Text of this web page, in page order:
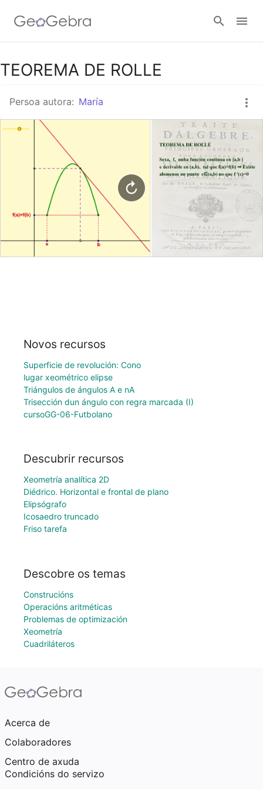
Título para compartir en Google Classroom
Aula GeoGebra
TEOREMA DE ROLLE
Persoa autora: María
Novos recursos
Superficie de revolución: Cono
lugar xeométrico elipse
Triángulos de ángulos A e nA
Trisección dun ángulo con regra marcada (I)
cursoGG-06-Futbolano
Descubrir recursos
Xeometría analítica 2D
Diédrico. Horizontal e frontal de plano
Elipsógrafo
Icosaedro truncado
Friso tarefa
Descobre os temas
Construcións
Operacións aritméticas
Problemas de optimización
Xeometría
Cuadriláteros
Acerca de
Colaboradores
Centro de axuda
Condicións do servizo